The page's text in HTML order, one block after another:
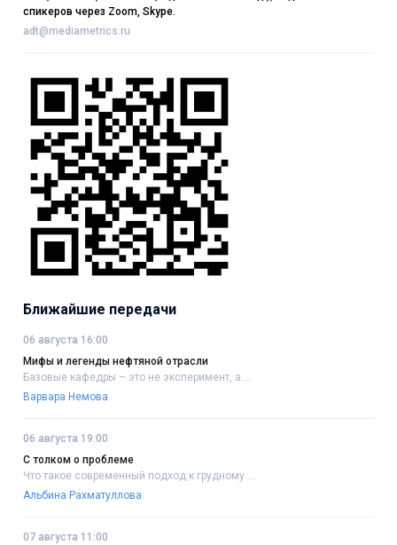
спикеров через Zoom, Skype.
adt@mediametrics.ru
Ближайшие передачи
06 августа 16:00
Мифы и легенды нефтяной отрасли
Базовые кафедры – это не эксперимент, а....
Варвара Немова
06 августа 19:00
С толком о проблеме
Что такое современный подход к грудному....
Альбина Рахматуллова
07 августа 11:00